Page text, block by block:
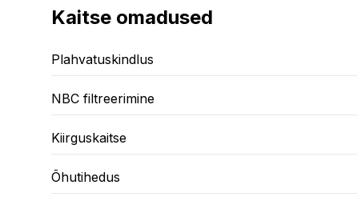
Kaitse omadused
Plahvatuskindlus
NBC filtreerimine
Kiirguskaitse
Õhutihedus